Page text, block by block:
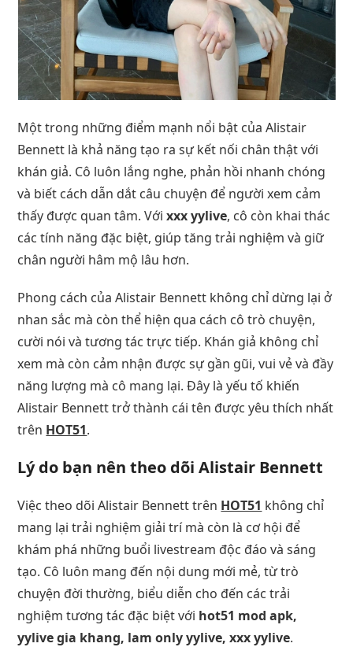
Một trong những điểm mạnh nổi bật của Alistair
Bennett là khả năng tạo ra sự kết nối chân thật với
khán giả. Cô luôn lắng nghe, phản hồi nhanh chóng
và biết cách dẫn dắt câu chuyện để người xem cảm
thấy được quan tâm. Vớixxx yylive, cô còn khai thác
các tính năng đặc biệt, giúp tăng trải nghiệm và giữ
chân người hâm mộ lâu hơn.
Phong cách của Alistair Bennett không chỉ dừng lại ở
nhan sắc mà còn thể hiện qua cách cô trò chuyện,
cười nói và tương tác trực tiếp. Khán giả không chỉ
xem mà còn cảm nhận được sự gần gũi, vui vẻ và đầy
năng lượng mà cô mang lại. Đây là yếu tố khiến
Alistair Bennett trở thành cái tên được yêu thích nhất
trên HOT51.
Lý do bạn nên theo dõi Alistair Bennett
Việc theo dõi Alistair Bennett trên HOT51 không chỉ
mang lại trải nghiệm giải trí mà còn là cơ hội để
khám phá những buổi livestream độc đáo và sáng
tạo. Cô luôn mang đến nội dung mới mẻ, từ trò
chuyện đời thường, biểu diễn cho đến các trải
nghiệm tương tác đặc biệt với hot51 mod apk,
yylive gia khang, lam only yylive, xxx yylive.